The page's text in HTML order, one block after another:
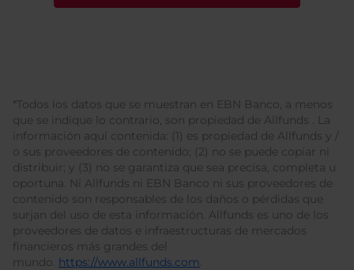
*Todos los datos que se muestran en EBN Banco, a menos
que se indique lo contrario, son propiedad de Allfunds . La
información aquí contenida: (1) es propiedad de Allfunds y /
o sus proveedores de contenido; (2) no se puede copiar ni
distribuir; y (3) no se garantiza que sea precisa, completa u
oportuna. Ni Allfunds ni EBN Banco ni sus proveedores de
contenido son responsables de los daños o pérdidas que
surjan del uso de esta información. Allfunds es uno de los
proveedores de datos e infraestructuras de mercados
financieros más grandes del
mundo. https://www.allfunds.com.